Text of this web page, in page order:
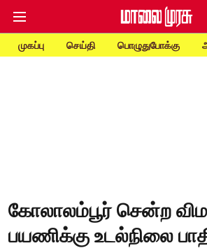
முகப்பு செய்தி பொழுதுபோக்கு
கோலாலம்பூர் சென்ற
பயணிக்கு உடல்நிலை